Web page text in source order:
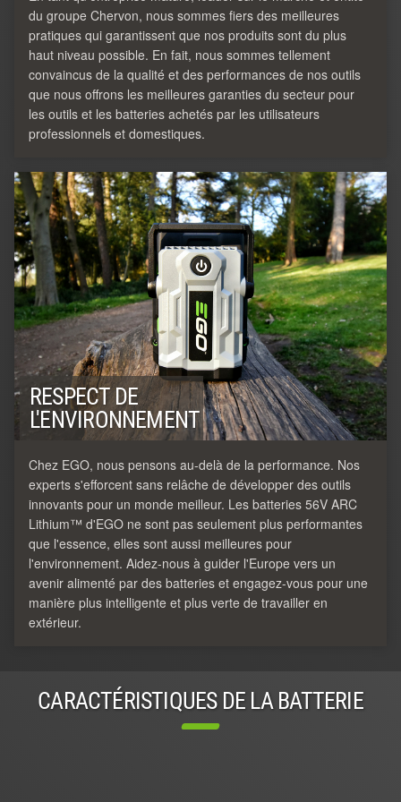
du groupe Chervon, nous sommes fiers des meilleures
pratiques qui garantissent que nos produits sont du plus
haut niveau possible. En fait, nous sommes tellement
convaincus de la qualité et des performances de nos outils
que nous offrons les meilleures garanties du secteur pour
les outils et les batteries achetés par les utilisateurs
professionnels et domestiques.
RESPECT DE
L'ENVIRONNEMENT
Chez EGO, nous pensons au-delà de la performance. Nos
experts s'efforcent sans relâche de développer des outils
innovants pour un monde meilleur. Les batteries 56V ARC
Lithium™ d'EGO ne sont pas seulement plus performantes
que l'essence, elles sont aussi meilleures pour
l'environnement. Aidez-nous à guider l'Europe vers un
avenir alimenté par des batteries et engagez-vous pour une
manière plus intelligente et plus verte de travailler en
extérieur.
CARACTÉRISTIQUES DE LA BATTERIE